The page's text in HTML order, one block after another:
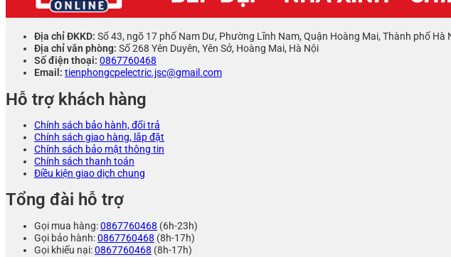
Địa chỉ ĐKKD: Số 43, ngõ 17 phố Nam Dư, Phường Lĩnh Nam, Quận Hoàng Mai, Thành phố Hà
Địa chỉ văn phòng: Số 268 Yên Duyên, Yên Sở, Hoàng Mai, Hà Nội
Số điện thoại: 0867760468
Email: tienphongcpelectric.jsc@gmail.com
Hỗ trợ khách hàng
Chính sách bảo hành, đổi trả
Chính sách giao hàng, lắp đặt
Chính sách bảo mật thông tin
Chính sách thanh toán
Điều kiện giao dịch chung
Tổng đài hỗ trợ
Gọi mua hàng:0867760468 (6h-23h)
Gọi bảo hành:0867760468 (8h-17h)
Gọi khiếu nại:0867760468 (8h-17h)